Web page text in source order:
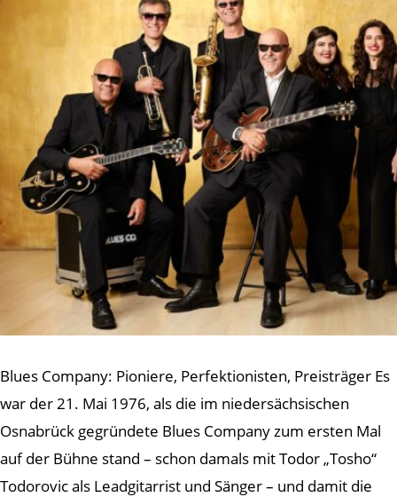
Blues Company: Pioniere, Perfektionisten, Preisträger Es
war der 21. Mai 1976, als die im niedersächsischen
Osnabrück gegründete Blues Company zum ersten Mal
auf der Bühne stand – schon damals mit Todor „Tosho“
Todorovic als Leadgitarrist und Sänger – und damit die